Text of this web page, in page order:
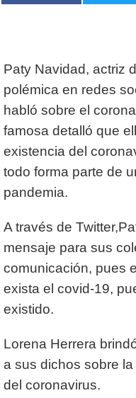
Paty Navidad, actriz
polémica en redes
habló sobre el
famosa detalló que
existencia del
todo forma parte de
pandemia.
A través de
mensaje para sus
comunicación, pues
exista el covid-19,
existido.
Lorena Herrera
a sus dichos sobre
del coronavirus.